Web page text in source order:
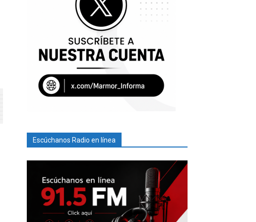
Escúchanos Radio en línea